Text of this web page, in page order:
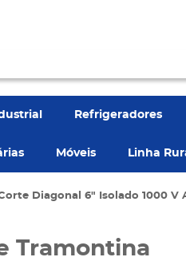
Refrigeradores
Móveis Linha
Diagonal 6" Isolado 1000 V
Tramontina